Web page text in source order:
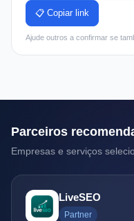
📋 Copiar link
Ajude outros a confirmar se
Parceiros
Empresas e serviços
LiveSEO
Partner